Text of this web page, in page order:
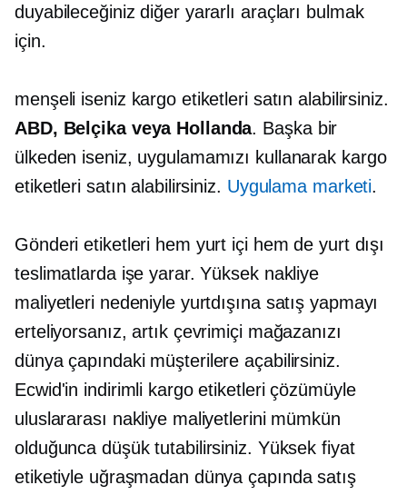
duyabileceğiniz diğer yararlı araçları bulmak
için.
menşeli iseniz kargo etiketleri satın alabilirsiniz.
ABD, Belçika veya Hollanda. Başka bir
ülkeden iseniz, uygulamamızı kullanarak kargo
etiketleri satın alabilirsiniz. Uygulama marketi.
Gönderi etiketleri hem yurt içi hem de yurt dışı
teslimatlarda işe yarar. Yüksek nakliye
maliyetleri nedeniyle yurtdışına satış yapmayı
erteliyorsanız, artık çevrimiçi mağazanızı
dünya çapındaki müşterilere açabilirsiniz.
Ecwid'in indirimli kargo etiketleri çözümüyle
uluslararası nakliye maliyetlerini mümkün
olduğunca düşük tutabilirsiniz. Yüksek fiyat
etiketiyle uğraşmadan dünya çapında satış